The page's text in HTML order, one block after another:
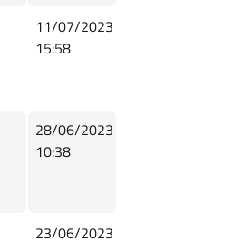
11/07/2023
15:58
28/06/2023
10:38
23/06/2023